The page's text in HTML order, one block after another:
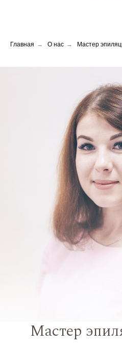
Главная → О нас → Мастер
Мастер